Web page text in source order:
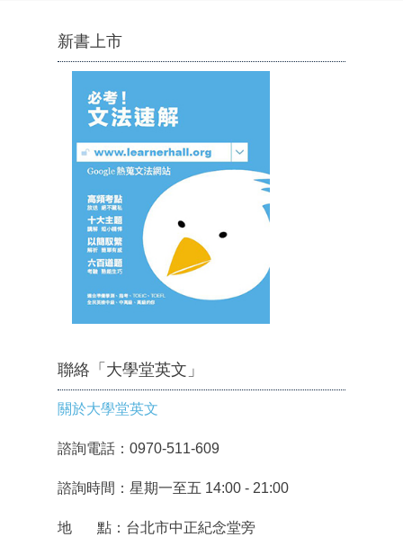
新書上市
聯絡「大學堂英文」
關於大學堂英文
諮詢電話：0970-511-609
諮詢時間：星期一至五 14:00 - 21:00
地 點：台北市中正紀念堂旁